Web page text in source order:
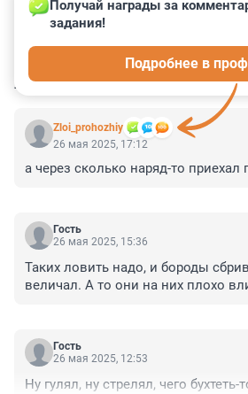
КОММЕНТАРИИ 96
Zloi_prohozhiy
Получай награды за
задания!
Подробнее в
26 мая 2025, 17:12
а через сколько наряд-то приехал
Гость
26 мая 2025, 15:36
Таких ловить надо, и бороды
величал. А то они на них плохо
Гость
26 мая 2025, 12:53
Ну гулял, ну стрелял, чего бухтеть-